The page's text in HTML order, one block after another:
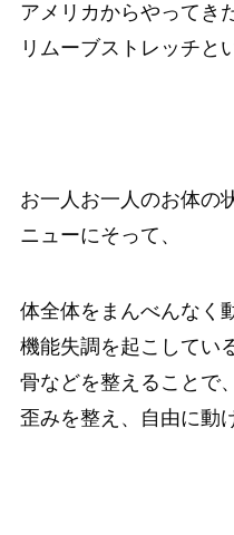
アメリカからやってき
リムーブストレッチと
お一人お一人のお体の
ニューにそって、
体全体をまんべんなく
機能失調を起こしてい
骨などを整えることで、
歪みを整え、自由に動